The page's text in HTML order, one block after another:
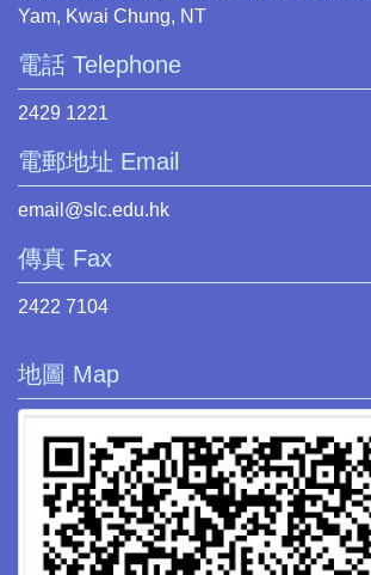
Yam, Kwai Chung, NT
電話 Telephone
2429 1221
電郵地址 Email
email@slc.edu.hk
傳真 Fax
2422 7104
地圖 Map